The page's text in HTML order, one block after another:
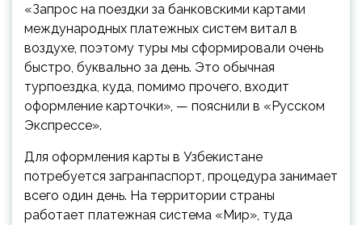
«Запрос на поездки за банковскими картами
международных платежных систем витал в
воздухе, поэтому туры мы сформировали очень
быстро, буквально за день. Это обычная
турпоездка, куда, помимо прочего, входит
оформление карточки», — пояснили в «Русском
Экспрессе».
Для оформления карты в Узбекистане
потребуется загранпаспорт, процедура занимает
всего один день. На территории страны
работает платежная система «Мир», туда